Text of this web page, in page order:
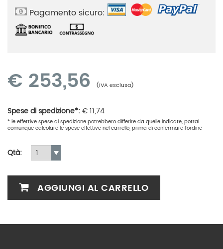
Pagamento sicuro:
€ 253,56 (IVA esclusa)
Spese di spedizione*:€11,74
* le effettive spese di spedizione potrebbero differire da quelle indicate, potrai
comunque calcolare le spese effettive nel carrello, prima di confermare l'ordine
Qtà:
AGGIUNGI AL CARRELLO